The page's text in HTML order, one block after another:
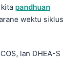
pandhuan
wektu siklus
lan DHEA-S